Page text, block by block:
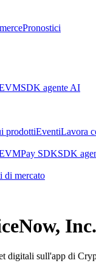
Pronostici
SDK agente AI
prodottiEventiLavora
Pay SDKSDK
di mercato
digitali sull'app di